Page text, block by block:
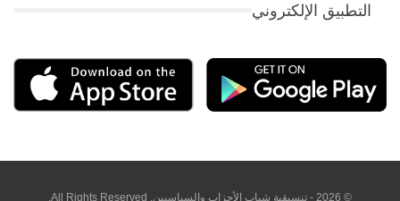
التطبيق الإلكتروني
© 2026 - تنسيقية شباب الأحزاب والسياسيين. All Rights Reserved.